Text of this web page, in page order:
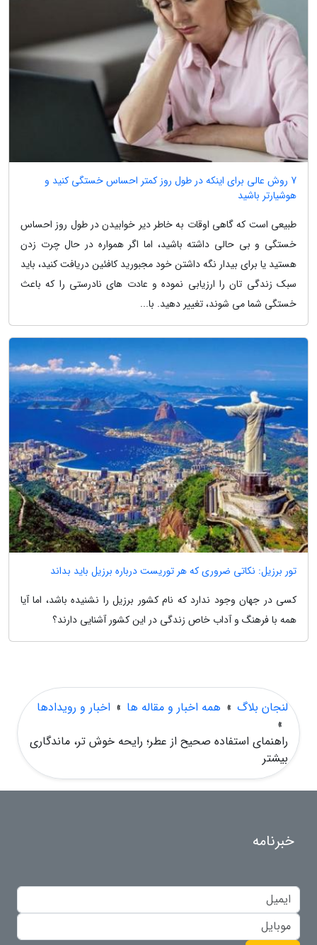
7 روش عالی برای اینکه در طول روز کمتر احساس خستگی کنید و
هوشیارتر باشید
طبیعی است که گاهی اوقات به خاطر دیر خوابیدن در طول روز احساس
خستگی و بی حالی داشته باشید، اما اگر همواره در حال چرت زدن
هستید یا برای بیدار نگه داشتن خود مجبورید کافئین دریافت کنید، باید
سبک زندگی تان را ارزیابی نموده و عادت های نادرستی را که باعث
خستگی شما می شوند، تغییر دهید. با...
تور برزیل: نکاتی ضروری که هر توریست درباره برزیل باید بداند
کسی در جهان وجود ندارد که نام کشور برزیل را نشنیده باشد، اما آیا
همه با فرهنگ و آداب خاص زندگی در این کشور آشنایی دارند؟
لنجان بلاگ » همه اخبار و مقاله ها » اخبار و رویدادها
»
راهنمای استفاده صحیح از عطر؛ رایحه خوش تر، ماندگاری
بیشتر
خبرنامه